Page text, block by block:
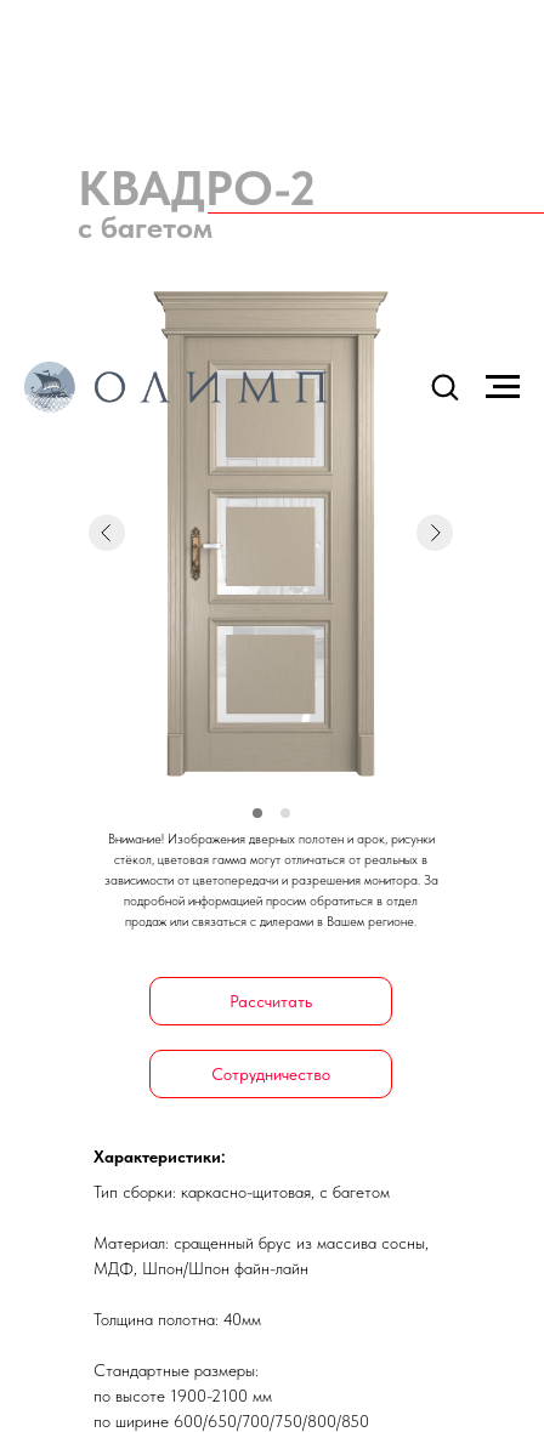
КВАДРО-2
с багетом
Характеристики:
Тип сборки: каркасно-щитовая, с багетом
Материал: сращенный брус из массива сосны,
МДФ, Шпон/Шпон файн-лайн
Толщина полотна: 40мм
Стандартные размеры:
по высоте 1900-2100 мм
по ширине 600/650/700/750/800/850
Внимание! Изображения дверных полотен и арок, рисунки
стёкол, цветовая гамма могут отличаться от реальных в
зависимости от цветопередачи и разрешения монитора. За
подробной информацией просим обратиться в отдел
продаж или связаться с дилерами в Вашем регионе.
Рассчитать
Сотрудничество